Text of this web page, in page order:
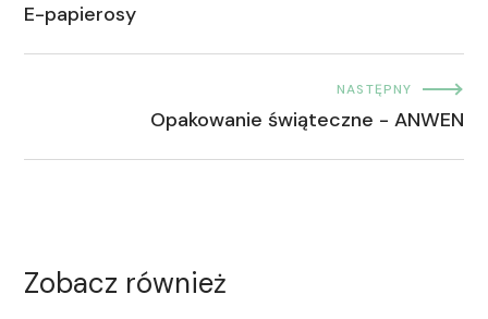
E-papierosy
NASTĘPNY
Opakowanie świąteczne - ANWEN
Zobacz również